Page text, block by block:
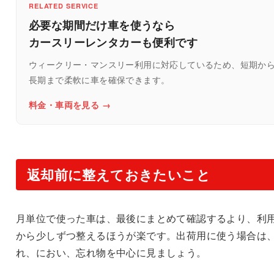
RELATED SERVICE
必要な期間だけ車を使うなら
カースリーレンタカーも便利です
ウィークリー・マンスリー利用に対応しているため、短期か
長期まで柔軟に車を確保できます。
料金・車両を見る →
返却前に整えておきたいこと
月単位で使った車は、最後にまとめて確認するより、利
から少しずつ整えるほうが楽です。出荷用に使う場合は
れ、におい、忘れ物を中心に見ましょう。